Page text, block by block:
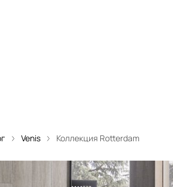
Venis Коллекция Rotterdam